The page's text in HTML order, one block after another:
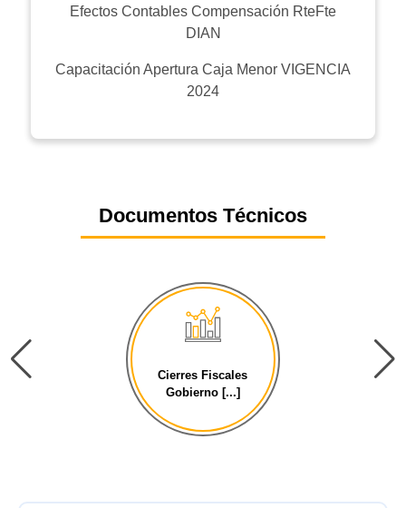
Efectos Contables Compensación RteFte
DIAN
Capacitación Apertura Caja Menor VIGENCIA
2024
Documentos Técnicos
Cierres Fiscales
Gobierno [...]